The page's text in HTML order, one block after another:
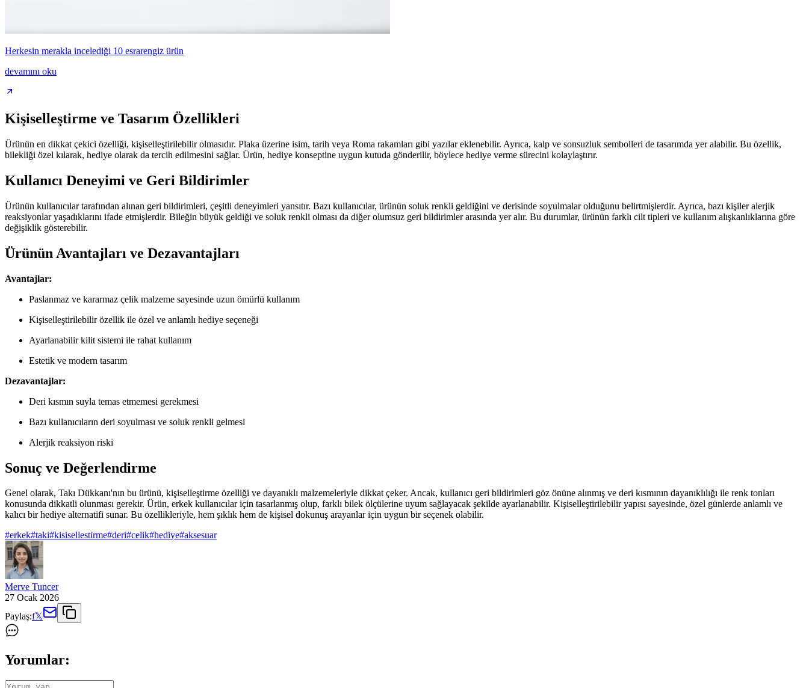
Herkesin merakla incelediği 10 esrarengiz ürün
devamını oku
Kişiselleştirme ve Tasarım Özellikleri
Ürünün en dikkat çekici özelliği, kişiselleştirilebilir olmasıdır. Plaka üzerine isim, tarih veya Roma rakamları gibi yazılar eklenebilir. Ayrıca, kalp ve sonsuzluk sembolleri de tasarımda yer alabilir. Bu özellik,
bilekliği özel kılarak, hediye olarak da tercih edilmesini sağlar. Ürün, hediye konseptine uygun kutuda gönderilir, böylece hediye verme sürecini kolaylaştırır.
Kullanıcı Deneyimi ve Geri Bildirimler
Ürünün kullanıcılar tarafından alınan geri bildirimleri, çeşitli deneyimleri yansıtır. Bazı kullanıcılar, ürünün soluk renkli geldiğini ve derisinde soyulmalar olduğunu belirtmişlerdir. Ayrıca, bazı kişiler alerjik
reaksiyonlar yaşadıklarını ifade etmişlerdir. Bileğin büyük geldiği ve soluk renkli olması da diğer olumsuz geri bildirimler arasında yer alır. Bu durumlar, ürünün farklı cilt tipleri ve kullanım alışkanlıklarına göre
değişiklik gösterebilir.
Ürünün Avantajları ve Dezavantajları
Avantajlar:
Paslanmaz ve kararmaz çelik malzeme sayesinde uzun ömürlü kullanım
Kişiselleştirilebilir özellik ile özel ve anlamlı hediye seçeneği
Ayarlanabilir kilit sistemi ile rahat kullanım
Estetik ve modern tasarım
Dezavantajlar:
Deri kısmın suyla temas etmemesi gerekmesi
Bazı kullanıcıların deri soyulması ve soluk renkli gelmesi
Alerjik reaksiyon riski
Sonuç ve Değerlendirme
Genel olarak, Takı Dükkanı'nın bu ürünü, kişiselleştirme özelliği ve dayanıklı malzemeleriyle dikkat çeker. Ancak, kullanıcı geri bildirimleri göz önüne alınmış ve deri kısmının dayanıklılığı ile renk tonları
konusunda dikkatli olunması gerekir. Ürün, erkek kullanıcılar için tasarlanmış olup, farklı bilek ölçülerine uyum sağlayacak şekilde ayarlanabilir. Kişiselleştirilebilir yapısı sayesinde, özel günlerde anlamlı ve
kalıcı bir hediye alternatifi sunar. Bu özellikleriyle, hem şıklık hem de kişisel dokunuş arayanlar için uygun bir seçenek olabilir.
#erkek#taki#kisisellestirme#deri#celik#hediye#aksesuar
Merve Tuncer
27 Ocak 2026
Paylaş:f𝕏
Yorumlar: